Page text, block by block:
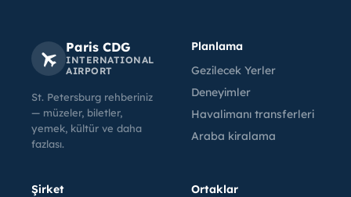
Paris CDG
INTERNATIONAL
AIRPORT
St. Petersburg rehberiniz
— müzeler, biletler,
yemek, kültür ve daha
fazlası.
Planlama
Gezilecek Yerler
Deneyimler
Havalimanı transferleri
Araba kiralama
Şirket
Ortaklar